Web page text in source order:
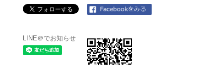
LINE＠でお知らせ